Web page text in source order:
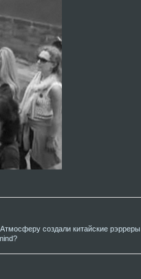
создали китайские рэрреры